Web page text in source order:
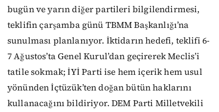
bugün ve yarın diğer partileri bilgilendirmesi,
teklifin çarşamba günü TBMM Başkanlığı’na
sunulması planlanıyor. İktidarın hedefi, teklifi 6-
7 Ağustos’ta Genel Kurul’dan geçirerek Meclis’i
tatile sokmak; İYİ Parti ise hem içerik hem usul
yönünden İçtüzük’ten doğan bütün haklarını
kullanacağını bildiriyor. DEM Parti Milletvekili